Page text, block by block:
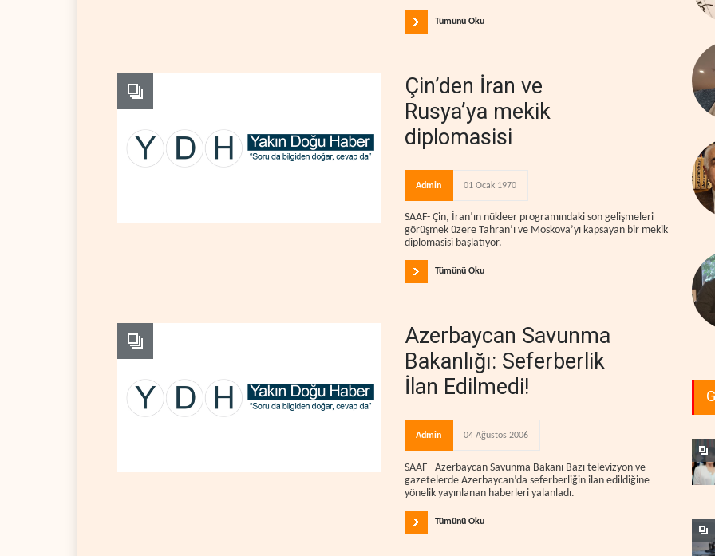
Tümünü Oku
Çin’den İran ve
Rusya’ya mekik
diplomasisi
Admin 01 Ocak 1970
SAAF- Çin, İran’ın nükleer programındaki son gelişmeleri
görüşmek üzere Tahran’ı ve Moskova’yı kapsayan bir mekik
diplomasisi başlatıyor.
Tümünü Oku
Azerbaycan Savunma
Bakanlığı: Seferberlik
İlan Edilmedi!
Admin 04 Ağustos 2006
SAAF - Azerbaycan Savunma Bakanı Bazı televizyon ve
gazetelerde Azerbaycan’da seferberliğin ilan edildiğine
yönelik yayınlanan haberleri yalanladı.
Tümünü Oku